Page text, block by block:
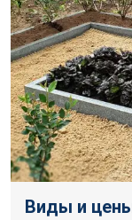
Виды и